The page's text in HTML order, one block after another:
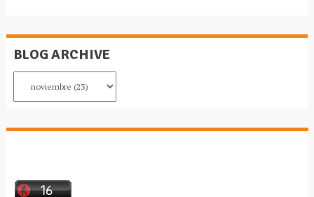
BLOG ARCHIVE